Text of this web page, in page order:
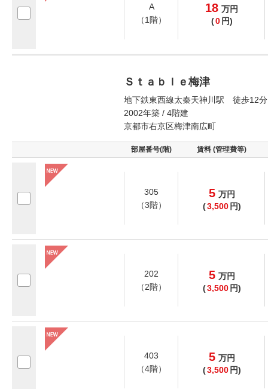
A
（1階）
18 万円
(0 円)
Ｓｔａｂｌｅ梅津
地下鉄東西線太秦天神川駅 徒歩12分
2002年築 / 4階建
京都市右京区梅津南広町
部屋番号(階) 賃料 (管理費等)
305
（3階）
5 万円
(3,500 円)
202
（2階）
5 万円
(3,500 円)
403
（4階）
5 万円
(3,500 円)